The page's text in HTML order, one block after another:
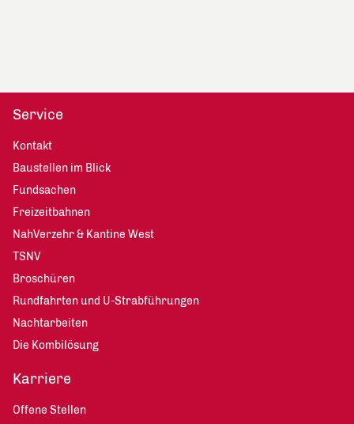
Service
Kontakt
Baustellen im Blick
Fundsachen
Freizeitbahnen
NahVerzehr & Kantine West
TSNV
Broschüren
Rundfahrten und U-Strabführungen
Nachtarbeiten
Die Kombilösung
Karriere
Offene Stellen